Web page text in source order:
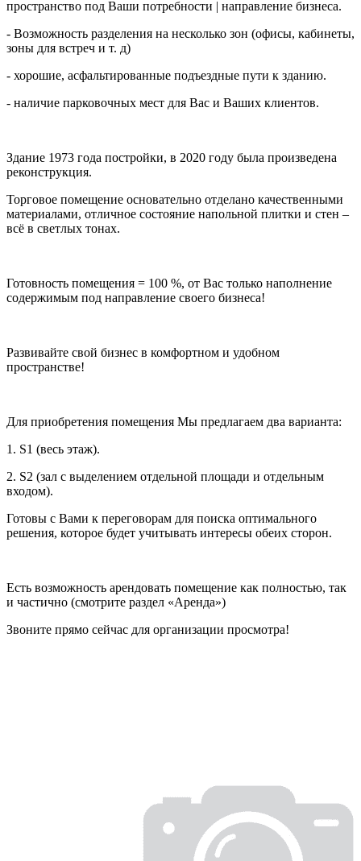
пространство под Ваши потребности | направление бизнеса.
- Возможность разделения на несколько зон (офисы, кабинеты,
зоны для встреч и т. д)
- хорошие, асфальтированные подъездные пути к зданию.
- наличие парковочных мест для Вас и Ваших клиентов.
Здание 1973 года постройки, в 2020 году была произведена
реконструкция.
Торговое помещение основательно отделано качественными
материалами, отличное состояние напольной плитки и стен –
всё в светлых тонах.
Готовность помещения = 100 %, от Вас только наполнение
содержимым под направление своего бизнеса!
Развивайте свой бизнес в комфортном и удобном
пространстве!
Для приобретения помещения Мы предлагаем два варианта:
1. S1 (весь этаж).
2. S2 (зал с выделением отдельной площади и отдельным
входом).
Готовы с Вами к переговорам для поиска оптимального
решения, которое будет учитывать интересы обеих сторон.
Есть возможность арендовать помещение как полностью, так
и частично (смотрите раздел «Аренда»)
Звоните прямо сейчас для организации просмотра!